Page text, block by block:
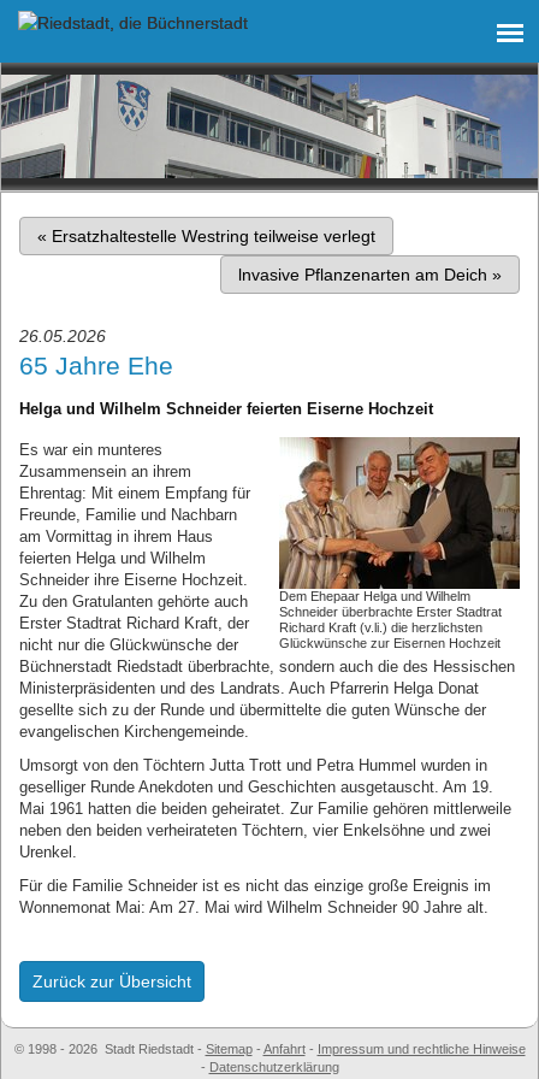
« Ersatzhaltestelle Westring teilweise verlegt
»
lnvasive Pflanzenarten am Deich
26.05.2026
65 Jahre Ehe
Helga und Wilhelm Schneider feierten Eiserne Hochzeit
Dem Ehepaar Helga und Wilhelm
Schneider überbrachte Erster Stadtrat
Richard Kraft (v.li.) die herzlichsten
Glückwünsche zur Eisernen Hochzeit
Es war ein munteres
Zusammensein an ihrem
Ehrentag: Mit einem Empfang für
Freunde, Familie und Nachbarn
am Vormittag in ihrem Haus
feierten Helga und Wilhelm
Schneider ihre Eiserne Hochzeit.
Zu den Gratulanten gehörte auch
Erster Stadtrat Richard Kraft, der
nicht nur die Glückwünsche der
Büchnerstadt Riedstadt überbrachte, sondern auch die des Hessischen
Ministerpräsidenten und des Landrats. Auch Pfarrerin Helga Donat
gesellte sich zu der Runde und übermittelte die guten Wünsche der
evangelischen Kirchengemeinde.
Umsorgt von den Töchtern Jutta Trott und Petra Hummel wurden in
geselliger Runde Anekdoten und Geschichten ausgetauscht. Am 19.
Mai 1961 hatten die beiden geheiratet. Zur Familie gehören mittlerweile
neben den beiden verheirateten Töchtern, vier Enkelsöhne und zwei
Urenkel.
Für die Familie Schneider ist es nicht das einzige große Ereignis im
Wonnemonat Mai: Am 27. Mai wird Wilhelm Schneider 90 Jahre alt.
Zurück zur Übersicht
© 1998 - 2026 Stadt Riedstadt - Sitemap- Anfahrt- Impressum und rechtliche Hinweise
- Datenschutzerklärung